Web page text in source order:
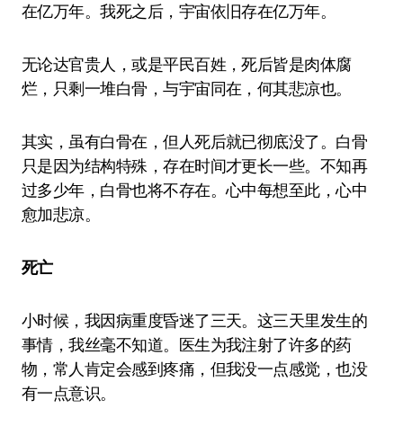
在亿万年。我死之后，宇宙依旧存在亿万年。
无论达官贵人，或是平民百姓，死后皆是肉体腐
烂，只剩一堆白骨，与宇宙同在，何其悲凉也。
其实，虽有白骨在，但人死后就已彻底没了。白骨
只是因为结构特殊，存在时间才更长一些。不知再
过多少年，白骨也将不存在。心中每想至此，心中
愈加悲凉。
死亡
小时候，我因病重度昏迷了三天。这三天里发生的
事情，我丝毫不知道。医生为我注射了许多的药
物，常人肯定会感到疼痛，但我没一点感觉，也没
有一点意识。